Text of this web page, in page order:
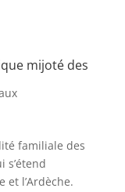
mijoté des
familiale des
s’étend
et l’Ardèche.